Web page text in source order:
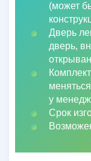
(может
Дверь
дверь,
у
Срок